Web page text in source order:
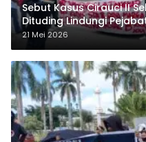
Sebut Kasus Cirauci II
Dituding Lindungi
21 Mei 2026